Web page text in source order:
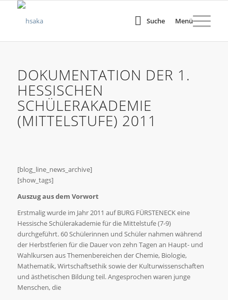
Suche Menü
DOKUMENTATION DER 1.
HESSISCHEN
SCHÜLERAKADEMIE
(MITTELSTUFE) 2011
[blog_line_news_archive]
[show_tags]
Auszug aus dem Vorwort
Erstmalig wurde im Jahr 2011 auf BURG FÜRSTENECK eine
Hessische Schülerakademie für die Mittelstufe (7-9)
durchgeführt. 60 Schülerinnen und Schüler nahmen während
der Herbstferien für die Dauer von zehn Tagen an Haupt- und
Wahlkursen aus Themenbereichen der Chemie, Biologie,
Mathematik, Wirtschaftsethik sowie der Kulturwissenschaften
und ästhetischen Bildung teil. Angesprochen waren junge
Menschen, die